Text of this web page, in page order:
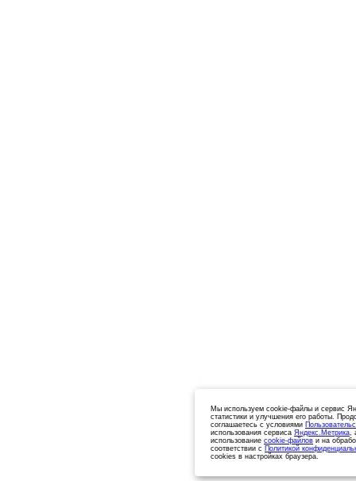
Мы используем cookie-файлы и сервис
статистики и улучшения его работы.
соглашаетесь с условиями
использования сервиса Яндекс.Метрика,
использование cookie-файлов и на
соответствии с Политикой
cookies в настройках браузера.